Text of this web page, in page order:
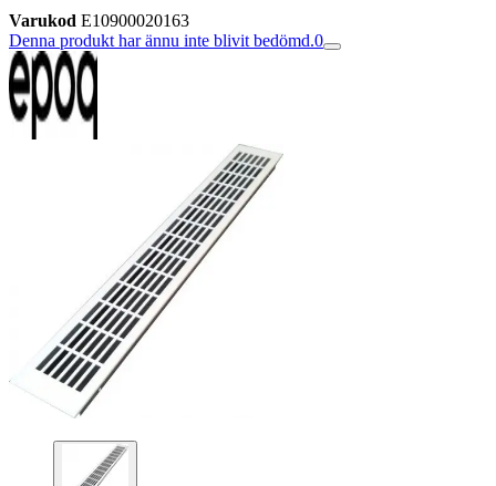
Varukod E10900020163
Denna produkt har ännu inte blivit bedömd.0